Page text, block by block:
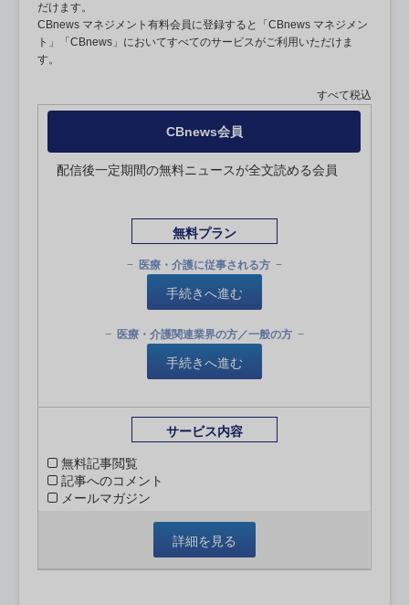
だけます。
CBnews マネジメント有料会員に登録すると「CBnews マネジメン
ト」「CBnews」においてすべてのサービスがご利用いただけま
す。
すべて税込
CBnews会員
配信後一定期間の無料ニュースが全文読める会員
無料プラン
医療・介護に従事される方
手続きへ進む
医療・介護関連業界の方／一般の方
手続きへ進む
サービス内容
無料記事閲覧
記事へのコメント
メールマガジン
詳細を見る